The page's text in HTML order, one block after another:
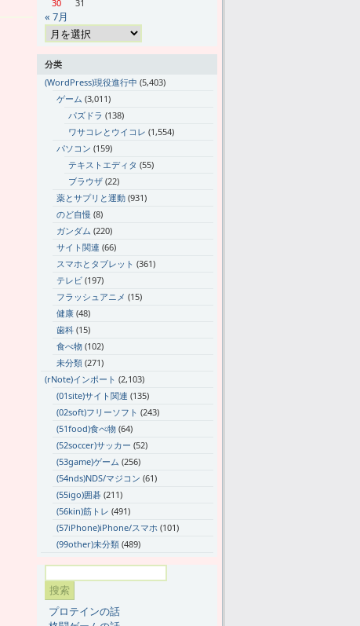
30
31
« 7月
分类
(WordPress)現役進行中 (5,403)
ゲーム (3,011)
パズドラ (138)
ワサコレとウイコレ (1,554)
パソコン (159)
テキストエディタ (55)
ブラウザ (22)
薬とサプリと運動 (931)
のど自慢 (8)
ガンダム (220)
サイト関連 (66)
スマホとタブレット (361)
テレビ (197)
フラッシュアニメ (15)
健康 (48)
歯科 (15)
食べ物 (102)
未分類 (271)
(rNote)インポート (2,103)
(01site)サイト関連 (135)
(02soft)フリーソフト (243)
(51food)食べ物 (64)
(52soccer)サッカー (52)
(53game)ゲーム (256)
(54nds)NDS/マジコン (61)
(55igo)囲碁 (211)
(56kin)筋トレ (491)
(57iPhone)iPhone/スマホ (101)
(99other)未分類 (489)
プロテインの話